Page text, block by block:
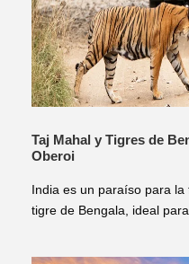
Taj Mahal y Tigres de
Oberoi
India es un paraíso para
tigre de Bengala, ideal